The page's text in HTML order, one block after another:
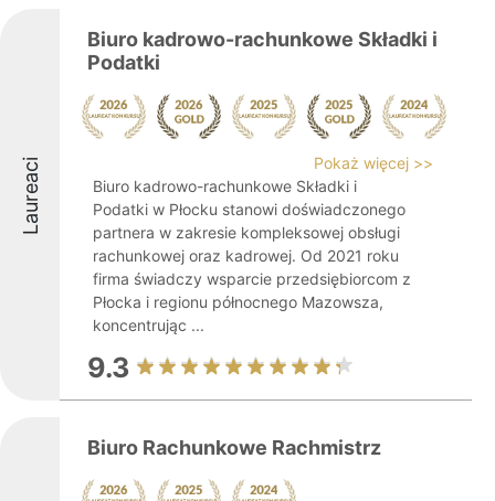
Laureaci
Biuro kadrowo-rachunkowe Składki i
Podatki
Pokaż więcej >>
Biuro kadrowo-rachunkowe Składki i
Podatki w Płocku stanowi doświadczonego
partnera w zakresie kompleksowej obsługi
rachunkowej oraz kadrowej. Od 2021 roku
firma świadczy wsparcie przedsiębiorcom z
Płocka i regionu północnego Mazowsza,
koncentrując ...
9.3
Biuro Rachunkowe Rachmistrz